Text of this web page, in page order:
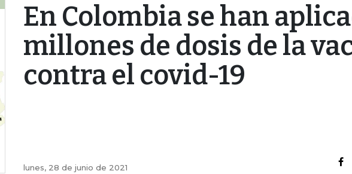
En Colombia se han
millones de dosis de la
contra el covid-19
lunes, 28 de junio de 2021